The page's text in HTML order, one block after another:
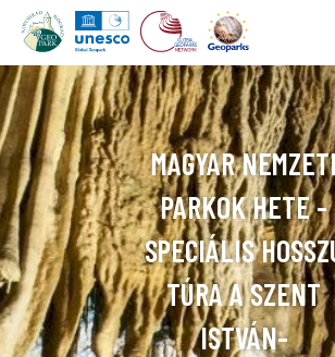
MAGYAR
PARKOK HETE -
SPECIÁLIS
TÚRA A SZENT
ISTVÁN-